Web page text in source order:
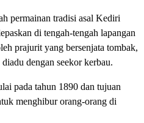
permainan tradisi asal Kediri
di tengah-tengah lapangan
prajurit yang bersenjata tombak,
dengan seekor kerbau.
pada tahun 1890 dan tujuan
menghibur orang-orang di